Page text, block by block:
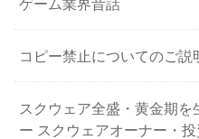
ゲーム業界昔話
コピー禁止についてのご説
スクウェア全盛・黄金期
ー スクウェアオーナー・